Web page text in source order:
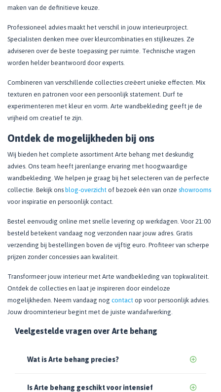
maken van de definitieve keuze.
Professioneel advies maakt het verschil in jouw interieurproject.
Specialisten denken mee over kleurcombinaties en stijlkeuzes. Ze
adviseren over de beste toepassing per ruimte. Technische vragen
worden helder beantwoord door experts.
Combineren van verschillende collecties creëert unieke effecten. Mix
texturen en patronen voor een persoonlijk statement. Durf te
experimenteren met kleur en vorm. Arte wandbekleding geeft je de
vrijheid om creatief te zijn.
Ontdek de mogelijkheden bij ons
Wij bieden het complete assortiment Arte behang met deskundig
advies. Ons team heeft jarenlange ervaring met hoogwaardige
wandbekleding. We helpen je graag bij het selecteren van de perfecte
collectie. Bekijk ons blog-overzicht of bezoek één van onze showrooms
voor inspiratie en persoonlijk contact.
Bestel eenvoudig online met snelle levering op werkdagen. Voor 21:00
besteld betekent vandaag nog verzonden naar jouw adres. Gratis
verzending bij bestellingen boven de vijftig euro. Profiteer van scherpe
prijzen zonder concessies aan kwaliteit.
Transformeer jouw interieur met Arte wandbekleding van topkwaliteit.
Ontdek de collecties en laat je inspireren door eindeloze
mogelijkheden. Neem vandaag nog contact op voor persoonlijk advies.
Jouw droominterieur begint met de juiste wandafwerking.
Veelgestelde vragen over Arte behang
Wat is Arte behang precies?
Is Arte behang geschikt voor intensief